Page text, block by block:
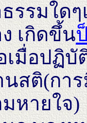
มใดๆแ
เกิดขึ้น
มื่อปฏิ
สติ(กา
หายใจ